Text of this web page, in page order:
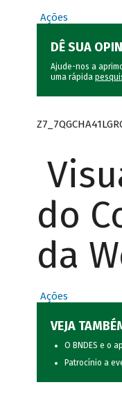
Ações
DÊ SUA
Ajude-nos a
uma rápida
do
da
Ações
VEJA
O BNDES e o
Patrocínio a